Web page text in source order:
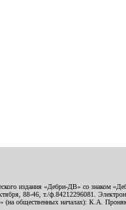
издания «Дебри-ДВ» со
88-46, т./ф.84212296081.
ДВ» (на общественных